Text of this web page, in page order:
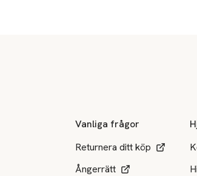
Vanliga frågor
Returnera ditt köp
Ångerrätt